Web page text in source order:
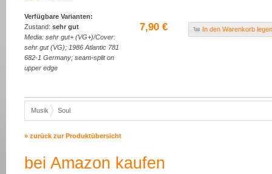
Verfügbare Varianten:
Zustand: sehr gut
Media: sehr gut+ (VG+)/Cover:
sehr gut (VG); 1986 Atlantic 781
682-1 Germany; seam-split on
upper edge
7,90 € In den Warenkorb
Musik Soul
» zurück zur Produktübersicht
bei Amazon kaufen